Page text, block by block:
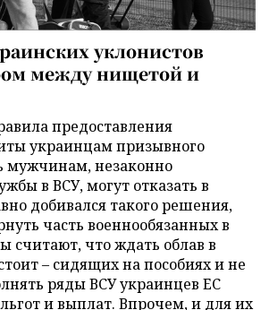
уклонистов
между нищетой и
предоставления
украинцам призывного
мужчинам, незаконно
в ВСУ, могут отказать в
добивался такого решения,
часть военнообязанных в
считают, что ждать облав в
– сидящих на пособиях и не
ряды ВСУ украинцев ЕС
и выплат. Впрочем, и для их